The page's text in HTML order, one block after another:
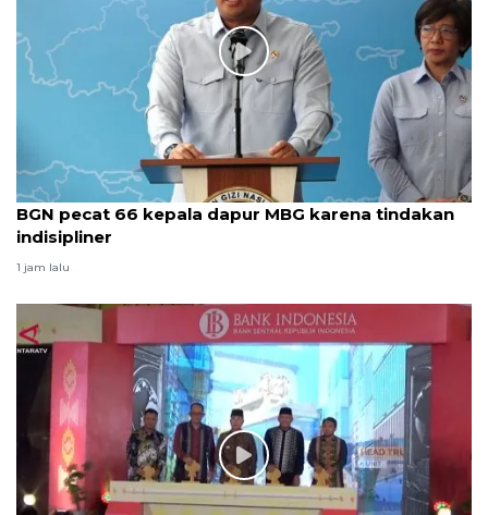
BGN pecat 66 kepala dapur MBG karena tindakan
indisipliner
1 jam lalu